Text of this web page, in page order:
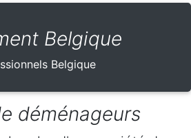
Belgique
Belgique
déménageurs